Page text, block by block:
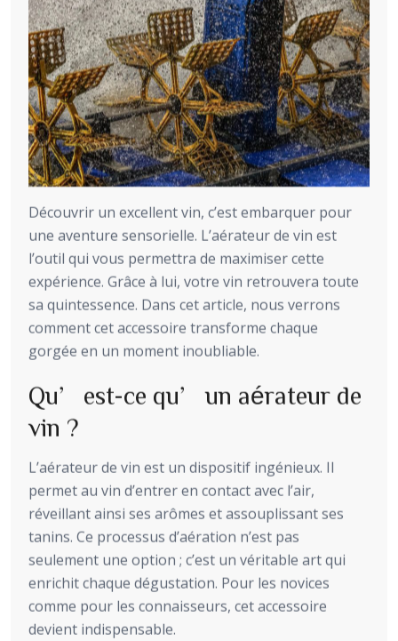
Découvrir un excellent vin, c’est embarquer pour
une aventure sensorielle. L’aérateur de vin est
l’outil qui vous permettra de maximiser cette
expérience. Grâce à lui, votre vin retrouvera toute
sa quintessence. Dans cet article, nous verrons
comment cet accessoire transforme chaque
gorgée en un moment inoubliable.
Qu’est-ce qu’un aérateur de
vin ?
L’aérateur de vin est un dispositif ingénieux. Il
permet au vin d’entrer en contact avec l’air,
réveillant ainsi ses arômes et assouplissant ses
tanins. Ce processus d’aération n’est pas
seulement une option ; c’est un véritable art qui
enrichit chaque dégustation. Pour les novices
comme pour les connaisseurs, cet accessoire
devient indispensable.